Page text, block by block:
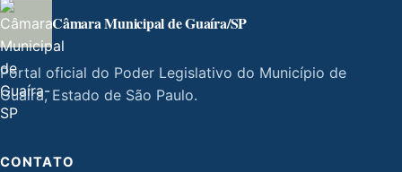
Câmara Municipal de Guaíra/SP
Portal oficial do Poder Legislativo do Município de
Guaíra, Estado de São Paulo.
CONTATO